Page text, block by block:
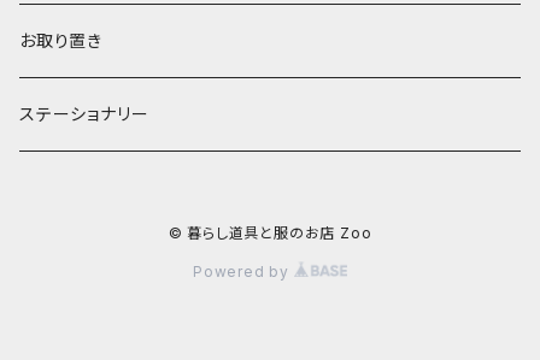
汁椀・丼ぶり
雨傘・日傘
靴・くつした
スローケット
靴
スタイ・エプロン
お取り置き
ステーショナリー
© 暮らし道具と服のお店 Zoo
Powered by